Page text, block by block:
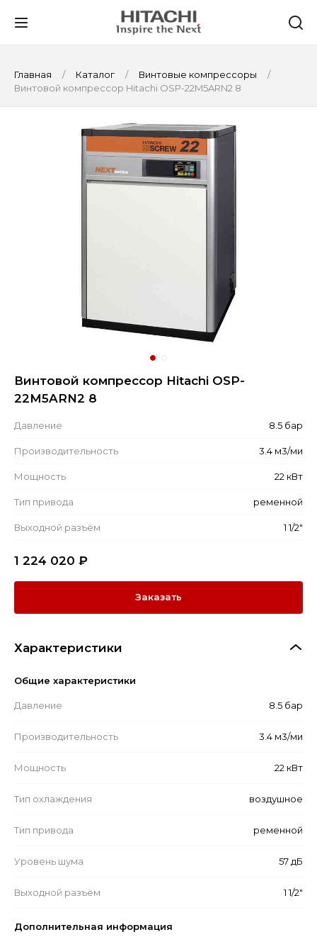
Главная Каталог
Винтовые компрессоры
Винтовой компрессор Hitachi OSP-22M5ARN2 8
Винтовой компрессор Hitachi OSP-
22M5ARN2 8
Давление 8.5 бар
Производительность 3.4 м3/ми
Мощность 22 кВт
Тип привода ременной
Выходной разъём 1 1/2"
1 224 020 ₽
Заказать
Характеристики
Общие характеристики
Давление 8.5 бар
Производительность 3.4 м3/ми
Мощность 22 кВт
Тип охлаждения воздушное
Тип привода ременной
Уровень шума 57 дБ
Выходной разъём 1 1/2"
Дополнительная информация